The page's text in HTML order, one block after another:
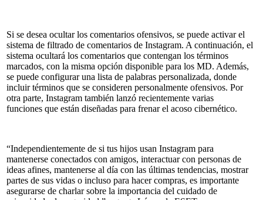
Si se desea ocultar los comentarios ofensivos, se puede activar el
sistema de filtrado de comentarios de Instagram. A continuación, el
sistema ocultará los comentarios que contengan los términos
marcados, con la misma opción disponible para los MD. Además,
se puede configurar una lista de palabras personalizada, donde
incluir términos que se consideren personalmente ofensivos. Por
otra parte, Instagram también lanzó recientemente varias
funciones que están diseñadas para frenar el acoso cibernético.
“Independientemente de si tus hijos usan Instagram para
mantenerse conectados con amigos, interactuar con personas de
ideas afines, mantenerse al día con las últimas tendencias, mostrar
partes de sus vidas o incluso para hacer compras, es importante
asegurarse de charlar sobre la importancia del cuidado de